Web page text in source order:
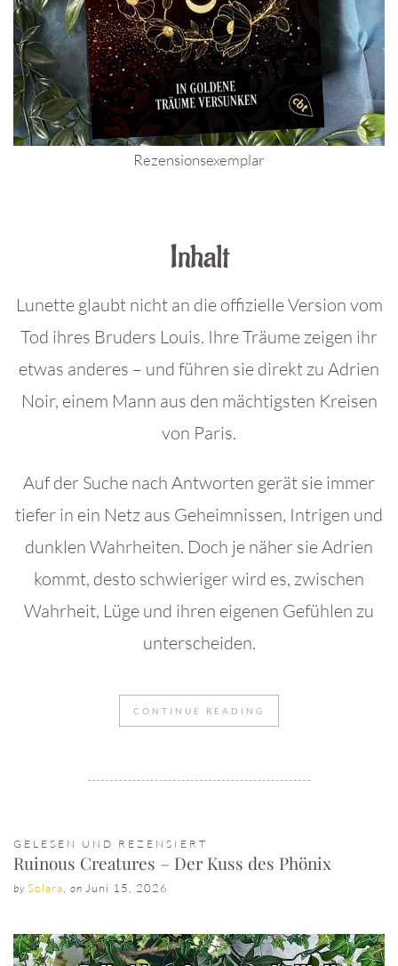
Rezensionsexemplar
Inhalt
Lunette glaubt nicht an die offizielle Version vom
Tod ihres Bruders Louis. Ihre Träume zeigen ihr
etwas anderes – und führen sie direkt zu Adrien
Noir, einem Mann aus den mächtigsten Kreisen
von Paris.
Auf der Suche nach Antworten gerät sie immer
tiefer in ein Netz aus Geheimnissen, Intrigen und
dunklen Wahrheiten. Doch je näher sie Adrien
kommt, desto schwieriger wird es, zwischen
Wahrheit, Lüge und ihren eigenen Gefühlen zu
unterscheiden.
CONTINUE READING
GELESEN UND REZENSIERT
Ruinous Creatures – Der Kuss des Phönix
by Solara on Juni 15, 2026